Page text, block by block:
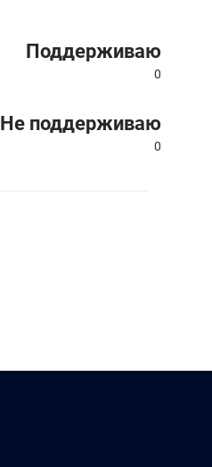
Поддерживаю
0
Не поддерживаю
0